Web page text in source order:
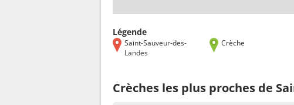
Légende
Saint-Sauveur-des-
Landes
Crèche
Crèches les plus proches de